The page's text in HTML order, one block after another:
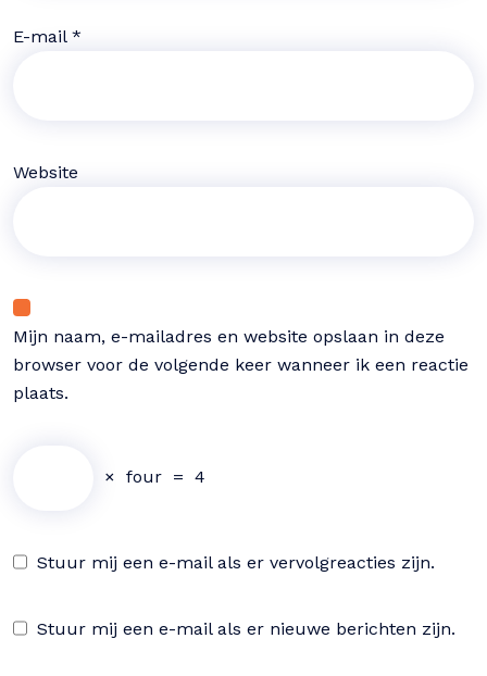
E-mail *
Website
Mijn naam, e-mailadres en website opslaan in deze
browser voor de volgende keer wanneer ik een reactie
plaats.
× four = 4
Stuur mij een e-mail als er vervolgreacties zijn.
Stuur mij een e-mail als er nieuwe berichten zijn.